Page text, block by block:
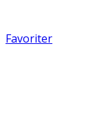
Favoriter